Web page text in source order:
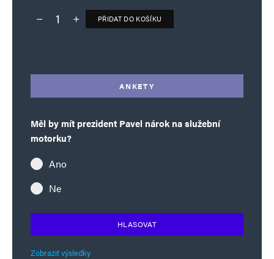
Deník TO – verze bez reklam množství
PŘIDAT DO KOŠÍKU
ANKETY
Měl by mít prezident Pavel nárok na služební
motorku?
Ano
Ne
HLASOVAT
Zobrazit výsledky